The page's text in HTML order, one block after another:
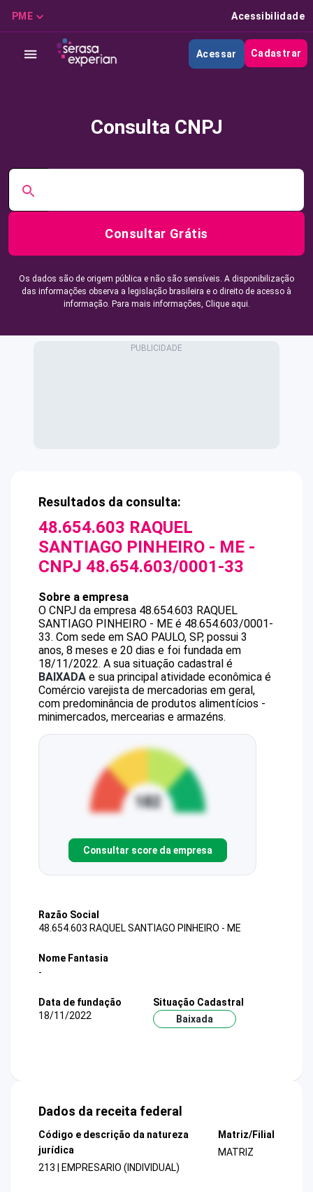
PME Acessibilidade
Acessar Cadastrar
Consulta CNPJ
Consultar Grátis
Os dados são de origem pública e não são sensíveis. A disponibilização
das informações observa a legislação brasileira e o direito de acesso à
informação. Para mais informações, Clique aqui.
Resultados da consulta:
48.654.603 RAQUEL
SANTIAGO PINHEIRO - ME -
CNPJ 48.654.603/0001-33
Sobre a empresa
O CNPJ da empresa 48.654.603 RAQUEL
SANTIAGO PINHEIRO - ME é 48.654.603/0001-
33. Com sede em SAO PAULO, SP, possui 3
anos, 8 meses e 20 dias e foi fundada em
18/11/2022. A sua situação cadastral é
BAIXADA e sua principal atividade econômica é
Comércio varejista de mercadorias em geral,
com predominância de produtos alimentícios -
minimercados, mercearias e armazéns.
Consultar score da empresa
Razão Social
48.654.603 RAQUEL SANTIAGO PINHEIRO - ME
Nome Fantasia
-
Data de fundação
18/11/2022
Situação Cadastral
Baixada
Dados da receita federal
Código e descrição da natureza
jurídica
213 | EMPRESARIO (INDIVIDUAL)
Matriz/Filial
MATRIZ